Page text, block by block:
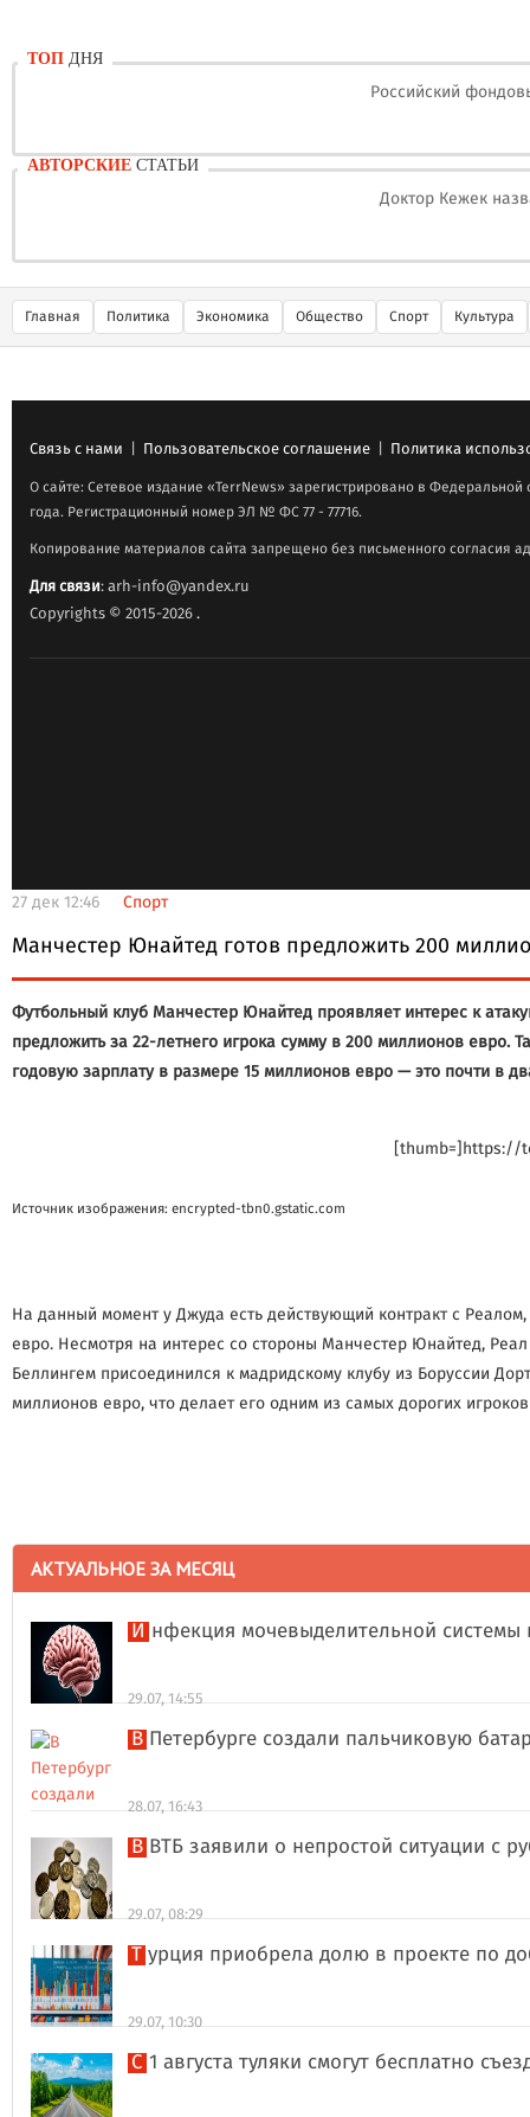
ТОП ДНЯ
Российский
АВТОРСКИЕ СТАТЬИ
Доктор Кежек
Главная Политика Экономика Общество Спорт Культура
27 дек 12:46 Спорт
Манчестер Юнайтед готов предложить 200
Футбольный клуб Манчестер Юнайтед проявляет интерес к
предложить за 22-летнего игрока сумму в 200 миллионов евро.
годовую зарплату в размере 15 миллионов евро — это почти в
[thumb=]https://
Источник изображения: encrypted-tbn0.gstatic.com
На данный момент у Джуда есть действующий контракт с
евро. Несмотря на интерес со стороны Манчестер Юнайтед,
Беллингем присоединился к мадридскому клубу из Боруссии
миллионов евро, что делает его одним из самых дорогих
АКТУАЛЬНОЕ ЗА МЕСЯЦ
Инфекция мочевыделительной
29.07, 14:55
В Петербурге создали пальчиковую
28.07, 16:43
В ВТБ заявили о непростой ситуации с
29.07, 08:29
Турция приобрела долю в проекте по
29.07, 10:30
С 1 августа туляки смогут бесплатно
Связь с нами | Пользовательское соглашение | Политика
О сайте: Сетевое издание «TerrNews» зарегистрировано в
года. Регистрационный номер ЭЛ № ФС 77 - 77716.
Копирование материалов сайта запрещено без письменного согласия
Для связи: arh-info@yandex.ru
Copyrights © 2015-2026.